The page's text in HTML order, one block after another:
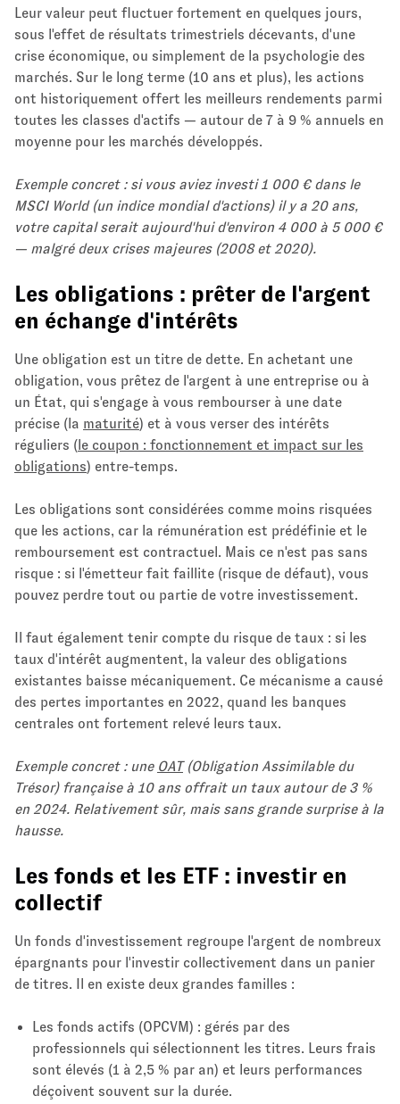
Leur valeur peut fluctuer fortement en quelques jours,
sous l'effet de résultats trimestriels décevants, d'une
crise économique, ou simplement de la psychologie des
marchés. Sur le long terme (10 ans et plus), les actions
ont historiquement offert les meilleurs rendements parmi
toutes les classes d'actifs — autour de 7 à 9 % annuels en
moyenne pour les marchés développés.
Exemple concret : si vous aviez investi 1 000 € dans le
MSCI World (un indice mondial d'actions) il y a 20 ans,
votre capital serait aujourd'hui d'environ 4 000 à 5 000 €
— malgré deux crises majeures (2008 et 2020).
Les obligations : prêter de l'argent
en échange d'intérêts
Une obligation est un titre de dette. En achetant une
obligation, vous prêtez de l'argent à une entreprise ou à
un État, qui s'engage à vous rembourser à une date
précise (la maturité) et à vous verser des intérêts
réguliers ( le coupon : fonctionnement et impact sur les
obligations) entre-temps.
Les obligations sont considérées comme moins risquées
que les actions, car la rémunération est prédéfinie et le
remboursement est contractuel. Mais ce n'est pas sans
risque : si l'émetteur fait faillite (risque de défaut), vous
pouvez perdre tout ou partie de votre investissement.
Il faut également tenir compte du risque de taux : si les
taux d'intérêt augmentent, la valeur des obligations
existantes baisse mécaniquement. Ce mécanisme a causé
des pertes importantes en 2022, quand les banques
centrales ont fortement relevé leurs taux.
Exemple concret : une OAT(Obligation Assimilable du
Trésor) française à 10 ans offrait un taux autour de 3 %
en 2024. Relativement sûr, mais sans grande surprise à la
hausse.
Les fonds et les ETF : investir en
collectif
Un fonds d'investissement regroupe l'argent de nombreux
épargnants pour l'investir collectivement dans un panier
de titres. Il en existe deux grandes familles :
Les fonds actifs (OPCVM) : gérés par des
professionnels qui sélectionnent les titres. Leurs frais
sont élevés (1 à 2,5 % par an) et leurs performances
déçoivent souvent sur la durée.